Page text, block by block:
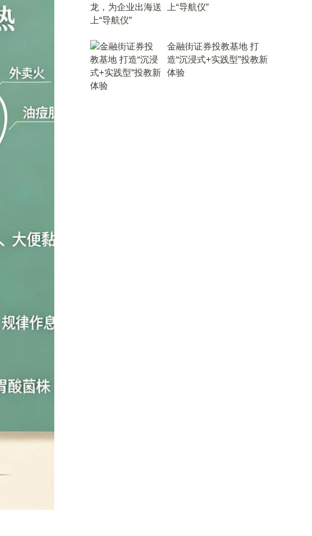
上“导航仪”
金融街证券投教基地 打
造“沉浸式+实践型”投教新
体验